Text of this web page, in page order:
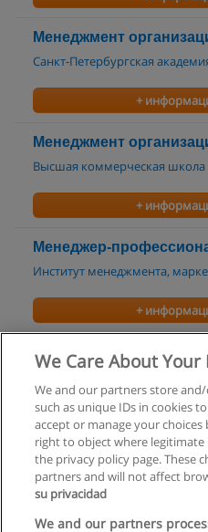
Менеджмент
Санкт-Петербургская
+
Менеджмент
Высшая коммерческая школа
+
Менеджер-
Институт менеджмента,
+
Корпоративный
Институт менеджмента,
+
Правила
We Care About Your
We and our partners store
such as unique IDs in cookies
accept or manage your
right to object where
the privacy policy page. These
partners and will not affect
su privacidad
We and our partners